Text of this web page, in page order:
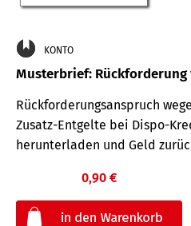
KONTO
Musterbrief:
Rückforderungsanspruch
Zusatz-Entgelte bei Dispo-
herunterladen und Geld
0,90 €